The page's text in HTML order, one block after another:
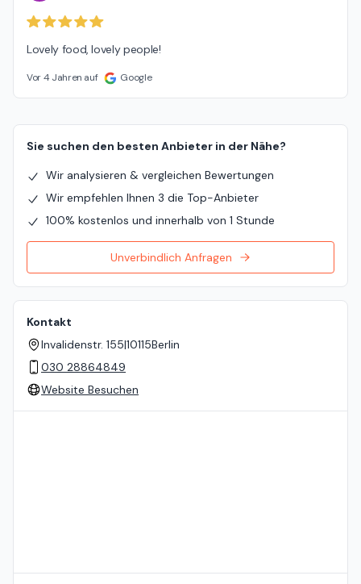
Lovely food, lovely people!
Vor 4 Jahren auf Google
Sie suchen den besten Anbieter in der Nähe?
Wir analysieren & vergleichen Bewertungen
Wir empfehlen Ihnen 3 die Top-Anbieter
100% kostenlos und innerhalb von 1 Stunde
Unverbindlich Anfragen
Kontakt
Invalidenstr. 155|10115Berlin
030 28864849
Website Besuchen